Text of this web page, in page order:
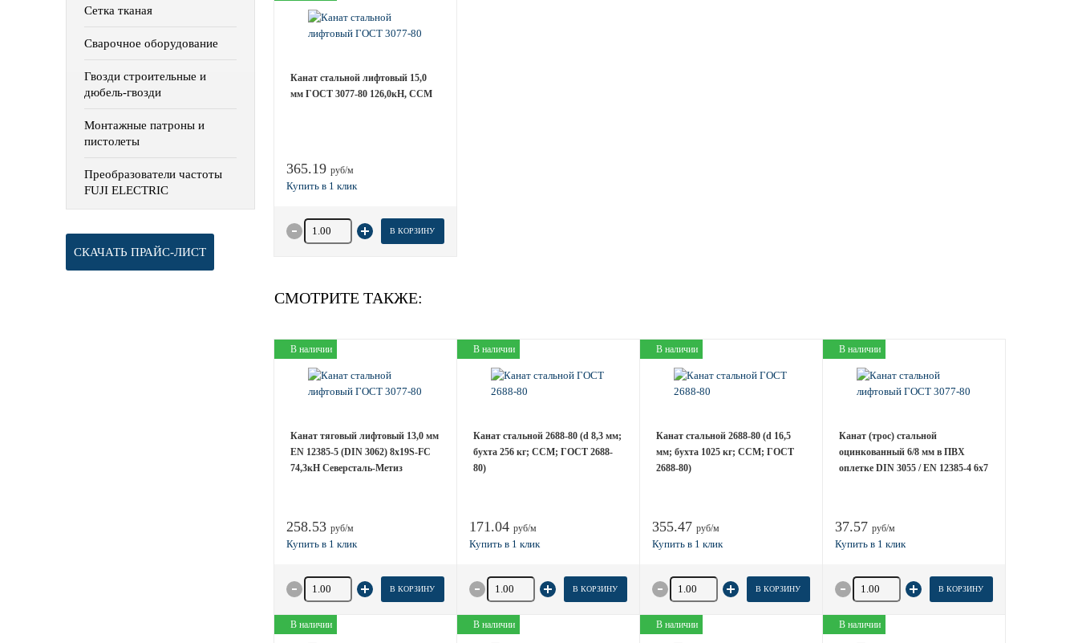
Сетка тканая
Сварочное оборудование
Гвозди строительные и
дюбель-гвозди
Монтажные патроны и
пистолеты
Преобразователи частоты
FUJI ELECTRIC
СКАЧАТЬ ПРАЙС-ЛИСТ
Канат стальной лифтовый 15,0
мм ГОСТ 3077-80 126,0кН, ССМ
365.19 руб/м
Количество товара В КОРЗИНУ
СМОТРИТЕ ТАКЖЕ:
В наличии
Канат тяговый лифтовый 13,0 мм
EN 12385-5 (DIN 3062) 8х19S-FC
74,3кН Северсталь-Метиз
258.53 руб/м
Количество товара В КОРЗИНУ
В наличии
Канат стальной 2688-80 (d 8,3 мм;
бухта 256 кг; ССМ; ГОСТ 2688-
80)
171.04 руб/м
Количество товара В КОРЗИНУ
В наличии
Канат стальной 2688-80 (d 16,5
мм; бухта 1025 кг; ССМ; ГОСТ
2688-80)
355.47 руб/м
Количество товара В КОРЗИНУ
В наличии
Канат (трос) стальной
оцинкованный 6/8 мм в ПВХ
оплетке DIN 3055 / EN 12385-4 6x7
37.57 руб/м
Количество товара В КОРЗИНУ
В наличии В наличии В наличии В наличии